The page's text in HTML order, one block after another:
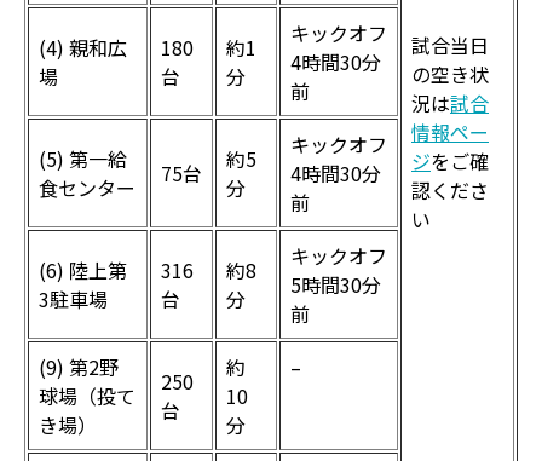
試合当日
の空き状
況は試合
情報ペー
ジをご確
認くださ
い
(4) 親和広
場
180
台
約1
分
キックオフ
4時間30分
前
(5) 第一給
食センター
75台
約5
分
キックオフ
4時間30分
前
(6) 陸上第
3駐車場
316
台
約8
分
キックオフ
5時間30分
前
(9) 第2野
球場（投て
き場）
250
台
約
10
分
–